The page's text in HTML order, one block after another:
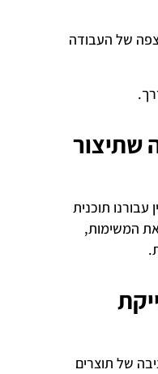
של העבודה
שתיצור
תוכנית
המשימות,
של תוצרים